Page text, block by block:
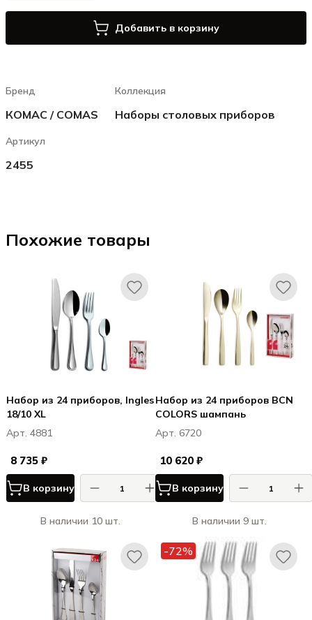
Добавить в корзину
Бренд
КОМАС / COMAS
Коллекция
Наборы столовых приборов
Артикул
2455
Похожие товары
Набор из 24 приборов, Ingles
18/10 XL
Арт. 4881
8 735 ₽
В корзину
В наличии 10 шт.
Набор из 24 приборов ВCN
COLORS шампань
Арт. 6720
10 620 ₽
В корзину
В наличии 9 шт.
-72%